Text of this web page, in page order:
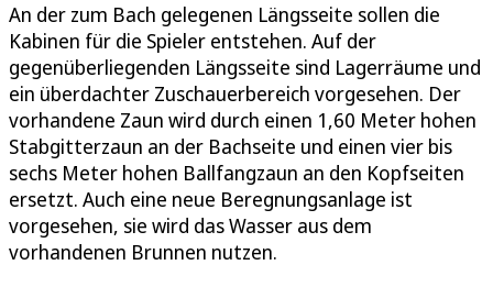
An der zum Bach gelegenen Längsseite sollen die
Kabinen für die Spieler entstehen. Auf der
gegenüberliegenden Längsseite sind Lagerräume und
ein überdachter Zuschauerbereich vorgesehen. Der
vorhandene Zaun wird durch einen 1,60 Meter hohen
Stabgitterzaun an der Bachseite und einen vier bis
sechs Meter hohen Ballfangzaun an den Kopfseiten
ersetzt. Auch eine neue Beregnungsanlage ist
vorgesehen, sie wird das Wasser aus dem
vorhandenen Brunnen nutzen.